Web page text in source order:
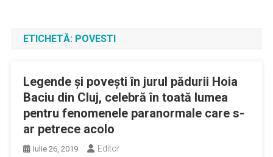
ETICHETĂ: POVESTI
Legende și povești în jurul pădurii Hoia
Baciu din Cluj, celebră în toată lumea
pentru fenomenele paranormale care s-
ar petrece acolo
Iulie 26, 2019 Editor